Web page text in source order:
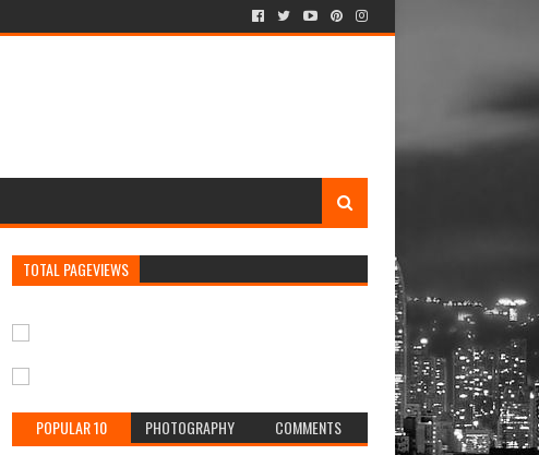
TOTAL PAGEVIEWS
POPULAR 10 PHOTOGRAPHY COMMENTS